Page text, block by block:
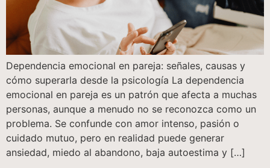
Dependencia emocional en pareja: señales, causas y
cómo superarla desde la psicología La dependencia
emocional en pareja es un patrón que afecta a muchas
personas, aunque a menudo no se reconozca como un
problema. Se confunde con amor intenso, pasión o
cuidado mutuo, pero en realidad puede generar
ansiedad, miedo al abandono, baja autoestima y […]